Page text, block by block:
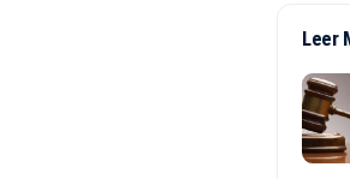
Leer